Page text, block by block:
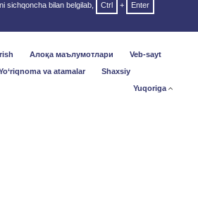
sichqoncha bilan belgilab, Ctrl +
Enter
Алоқа маълумотлари
Veb-sayt
va atamalar
Shaxsiy
Yuqoriga